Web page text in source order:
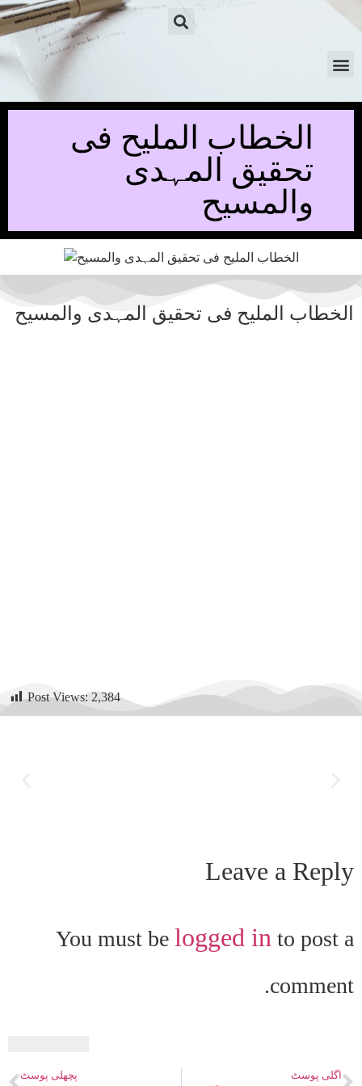
الخطاب الملیح فی
تحقیق المہدی
والمسیح
الخطاب الملیح فی تحقیق المہدی والمسیح
Post Views: 2,384
Leave a Reply
You must be logged in to post a
comment.
پچھلی پوسٹ اگلی پوسٹ